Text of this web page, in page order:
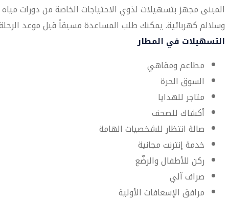
المبنى مجهز بتسهيلات لذوي الاحتياجات الخاصة من دورات مياه
وسلالم كهربائية. يمكنك طلب المساعدة مسبقاً قبل موعد
التسهيلات في المطار
مطاعم ومقاهي
السوق الحرة
متاجر للهدايا
أكشاك للصحف
صالة انتظار للشخصيات الهامة
خدمة إنترنت مجانية
ركن للأطفال والرضّع
صراف آلي
مرافق الإسعافات الأولية